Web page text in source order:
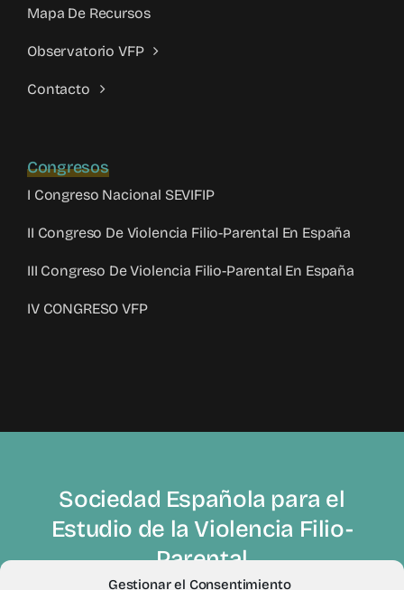
Gestionar el Consentimiento
Mapa De Recursos
Observatorio VFP
Contacto
Congresos
I Congreso Nacional SEVIFIP
II Congreso De Violencia Filio-Parental En España
III Congreso De Violencia Filio-Parental En España
IV CONGRESO VFP
Sociedad Española para el
Estudio de la Violencia Filio-
Parental